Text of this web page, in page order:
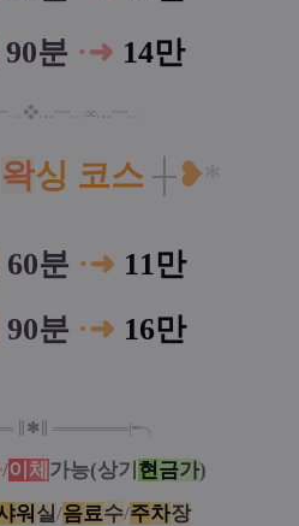
90분 ·➜ 14만
❖… ∞ …
왁싱 코스 ┼❥
60분 ·➜ 11만
90분 ·➜ 16만
═ ✱ ═══════|╾╮
/이 체 가능(상기 현 금가)
워 실 /음료수/주차장